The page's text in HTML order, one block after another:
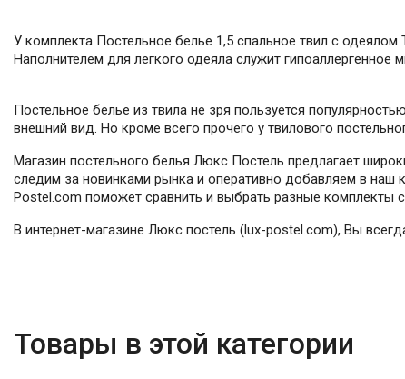
У комплекта Постельное белье 1,5 спальное твил с
Наполнителем для легкого одеяла служит гипоаллергенное
Постельное белье из твила не зря пользуется
внешний вид. Но кроме всего прочего у твилового
Магазин постельного белья Люкс Постель предлагает
следим за новинками рынка и оперативно добавляем в наш
Postel.com поможет сравнить и выбрать разные комплекты
В интернет-магазине Люкс постель (lux-postel.com), Вы
Товары в этой категории